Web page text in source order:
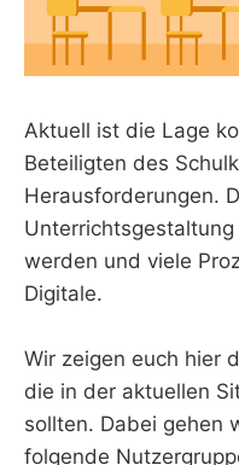
Aktuell ist die Lage
Beteiligten des
Herausforderungen.
werden und viele
Digitale.
Wir zeigen euch hier
die in der aktuellen
sollten. Dabei gehen
folgende